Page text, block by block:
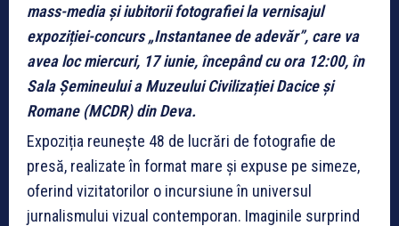
mass-media și iubitorii fotografiei la vernisajul
expoziției-concurs „Instantanee de adevăr”, care va
avea loc miercuri, 17 iunie, începând cu ora 12:00, în
Sala Șemineului a Muzeului Civilizației Dacice și
Romane (MCDR) din Deva.
Expoziția reunește 48 de lucrări de fotografie de
presă, realizate în format mare și expuse pe simeze,
oferind vizitatorilor o incursiune în universul
jurnalismului vizual contemporan. Imaginile surprind